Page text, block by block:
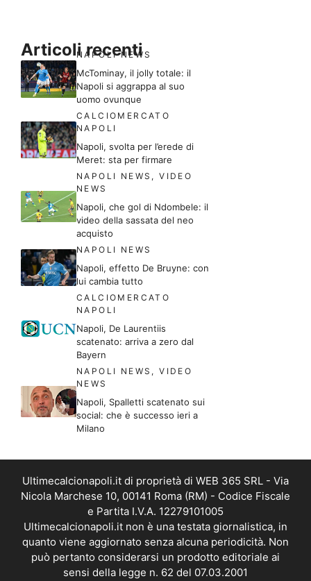
Articoli recenti
NAPOLI NEWS
McTominay, il jolly totale: il
Napoli si aggrappa al suo
uomo ovunque
CALCIOMERCATO
NAPOLI
Napoli, svolta per l’erede di
Meret: sta per firmare
NAPOLI NEWS ,VIDEO
NEWS
Napoli, che gol di Ndombele: il
video della sassata del neo
acquisto
NAPOLI NEWS
Napoli, effetto De Bruyne: con
lui cambia tutto
CALCIOMERCATO
NAPOLI
Napoli, De Laurentiis
scatenato: arriva a zero dal
Bayern
NAPOLI NEWS ,VIDEO
NEWS
Napoli, Spalletti scatenato sui
social: che è successo ieri a
Milano
Ultimecalcionapoli.it di proprietà di WEB 365 SRL - Via
Nicola Marchese 10, 00141 Roma (RM) - Codice Fiscale
e Partita I.V.A. 12279101005
Ultimecalcionapoli.it non è una testata giornalistica, in
quanto viene aggiornato senza alcuna periodicità. Non
può pertanto considerarsi un prodotto editoriale ai
sensi della legge n. 62 del 07.03.2001